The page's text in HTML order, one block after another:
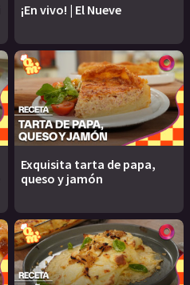
¡En vivo! | El Nueve
Exquisita tarta de papa,
queso y jamón